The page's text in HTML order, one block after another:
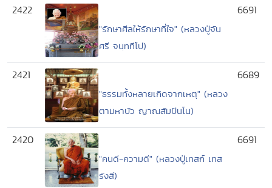
2422
"รักษาศีลให้รักษาที่ใจ" (หลวงปู่จัน
ศรี จนฺททีโป)
6691
2421
"ธรรมทั้งหลายเกิดจากเหตุ" (หลวง
ตามหาบัว ญาณสัมปันโน)
6689
2420
"คนดี-ความดี" (หลวงปู่เทสก์ เทส
รังสี)
6691